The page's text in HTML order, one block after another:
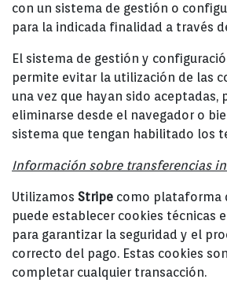
con un sistema de gestión o
para la indicada finalidad a través
El sistema de gestión y
permite evitar la utilización de las
una vez que hayan sido aceptadas,
eliminarse desde el navegador o
sistema que tengan habilitado los
Información sobre transferencias
Utilizamos Stripe como plataforma
puede establecer cookies técnicas
para garantizar la seguridad y el
correcto del pago. Estas cookies
completar cualquier transacción.